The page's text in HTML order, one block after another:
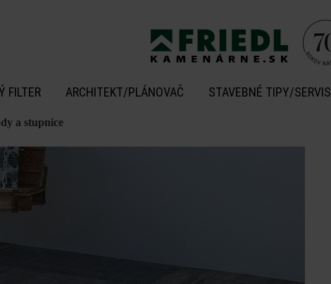
FILTER ARCHITEKT/PLÁNOVAČ STAVEBNÉ TIPY/SERVIS
a stupnice